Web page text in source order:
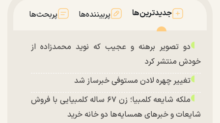
جدیدترین‌ها پربیننده‌ها پربحث‌ها
دو تصویر برهنه و عجیب که نوید محمدزاده از
خودش منتشر کرد
تغییر چهره لادن مستوفی خبرساز شد
ملکه شایعه کلمبیا؛ زن ۶۷ ساله کلمبیایی با فروش
شایعات و خبر‌های همسایه‌ها دو خانه خرید